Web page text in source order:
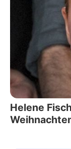
Helene